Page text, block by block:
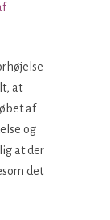
at
af
og
at der
det